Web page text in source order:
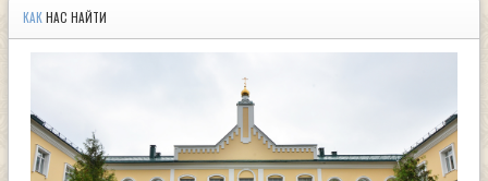
КАКНАС НАЙТИ